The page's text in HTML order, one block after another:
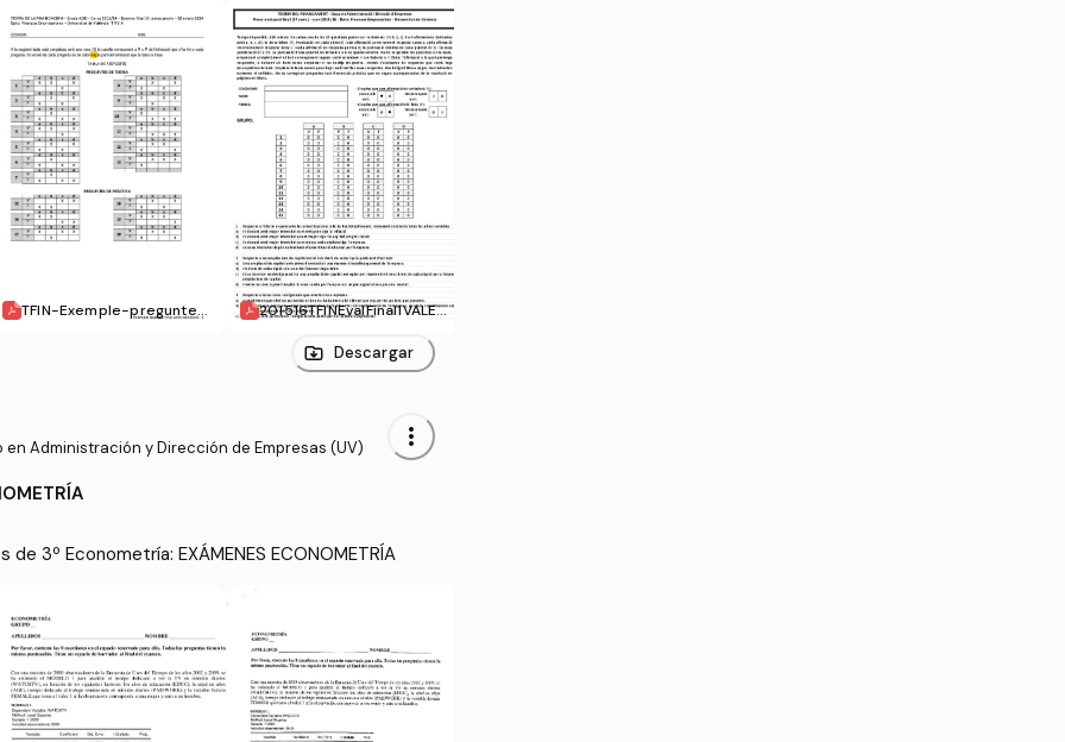
TFIN-Exemple-preguntes
201516TFINEvalFinal1VALEN
Descargar
en Administración y Dirección de Empresas (UV) more_vert
3º Econometría: EXÁMENES ECONOMETRÍA